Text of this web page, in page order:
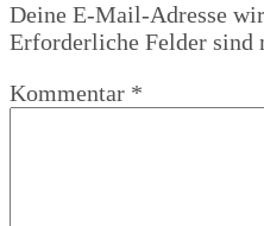
Deine E-Mail-Adresse
Erforderliche Felder sind
Kommentar *